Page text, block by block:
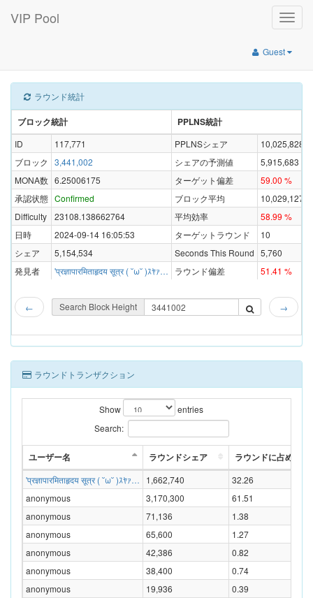
Toggle
VIP Pool
Guest
ラウンド統計
ブロック統計 PPLNS統計
ID 117,771 PPLNSシェア
10,025,828
ブロック
3,441,002 シェアの予測値
5,915,683
MONA数 6.25006175 ターゲット偏差
59.00 %
承認状態 Confirmed ブロック平均
10,029,127
Difficulty
23108.138662764 平均効率
58.99 %
日時
2024-09-14 16:05:53 ターゲットラウンド
10
シェア
5,154,534 Seconds This Round 5,760
発見者
'प्रज्ञापारमिताहृदय सूत्र ( ˘ω˘ )ｽﾔｧ… ラウンド偏差 51.41 %
← Search Block Height →
ラウンドトランザクション
Show
entries
Search:
ユーザー名 ラウンドシェア ラウンドに占める割
'प्रज्ञापारमिताहृदय सूत्र ( ˘ω˘ )ｽﾔｧ… 1,662,740
32.26
anonymous
3,170,300
61.51
anonymous
71,136
1.38
anonymous
65,600
1.27
anonymous
42,386
0.82
anonymous
38,400
0.74
anonymous
19,936
0.39